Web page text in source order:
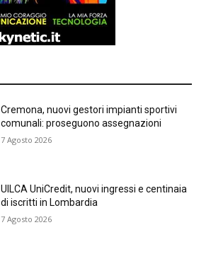
Cremona, nuovi gestori impianti sportivi
comunali: proseguono assegnazioni
7 Agosto 2026
UILCA UniCredit, nuovi ingressi e centinaia
di iscritti in Lombardia
7 Agosto 2026